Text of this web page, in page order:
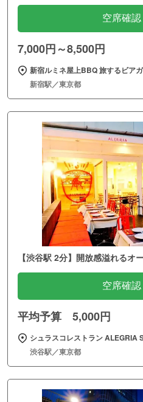
空席確
7,000円～8,500円
新宿ルミネ屋上BBQ 旅するビア
新宿駅／東京都
【渋谷駅 2分】開放感溢れるオ
空席確
平均予算 5,000円
シュラスコレストラン ALEGRIA
渋谷駅／東京都